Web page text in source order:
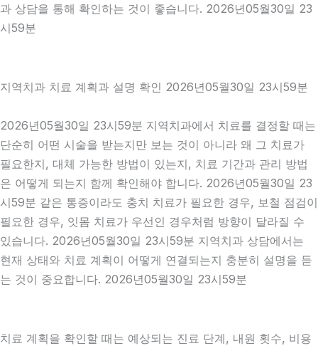
과 상담을 통해 확인하는 것이 좋습니다. 2026년05월30일 23
시59분
지역치과 치료 계획과 설명 확인 2026년05월30일 23시59분
2026년05월30일 23시59분 지역치과에서 치료를 결정할 때는
단순히 어떤 시술을 받는지만 보는 것이 아니라 왜 그 치료가
필요한지, 대체 가능한 방법이 있는지, 치료 기간과 관리 방법
은 어떻게 되는지 함께 확인해야 합니다. 2026년05월30일 23
시59분 같은 통증이라도 충치 치료가 필요한 경우, 보철 점검이
필요한 경우, 잇몸 치료가 우선인 경우처럼 방향이 달라질 수
있습니다. 2026년05월30일 23시59분 지역치과 상담에서는
현재 상태와 치료 계획이 어떻게 연결되는지 충분히 설명을 듣
는 것이 중요합니다. 2026년05월30일 23시59분
치료 계획을 확인할 때는 예상되는 진료 단계, 내원 횟수, 비용